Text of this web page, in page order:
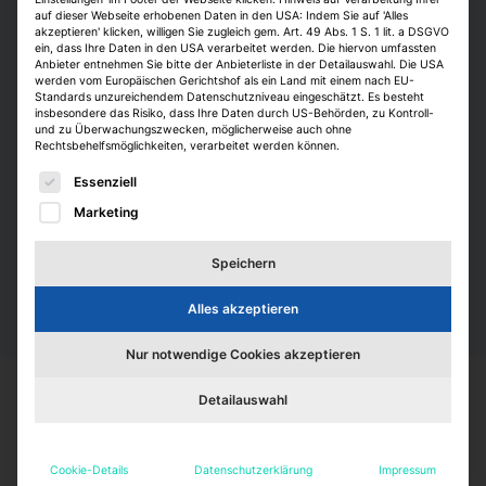
Was wir bieten
♦ Flexible Arbeitszeiten durch Vertrauensarbeitszeit ♦
Home Office ♦ 30 Tage Urlaub ♦ ÖPNV-Zuschuss &
JobRad ♦ Feedbackgespräche ♦ Großes
Seminarangebot & digitale Lernplattform ♦
Teamevents ♦ Großes Sportangebot u.a. EGYM
Wellpass & Sportteams ♦ Rabatte bei Onlineshops
auf dieser Webseite erhobenen Daten in den USA: Indem Sie auf 'Alles
akzeptieren' klicken, willigen Sie zugleich gem. Art. 49 Abs. 1 S. 1 lit. a DSGVO
ein, dass Ihre Daten in den USA verarbeitet werden. Die hiervon umfassten
Anbieter entnehmen Sie bitte der Anbieterliste in der Detailauswahl. Die USA
werden vom Europäischen Gerichtshof als ein Land mit einem nach EU-
Standards unzureichendem Datenschutzniveau eingeschätzt. Es besteht
insbesondere das Risiko, dass Ihre Daten durch US-Behörden, zu Kontroll-
und zu Überwachungszwecken, möglicherweise auch ohne
Rechtsbehelfsmöglichkeiten, verarbeitet werden können.
Es folgt eine Liste der Service-Gruppen, für die eine
Essenziell
Marketing
Speichern
Alles akzeptieren
Nur notwendige Cookies akzeptieren
Detailauswahl
Cookie-Details Datenschutzerklärung Impressum